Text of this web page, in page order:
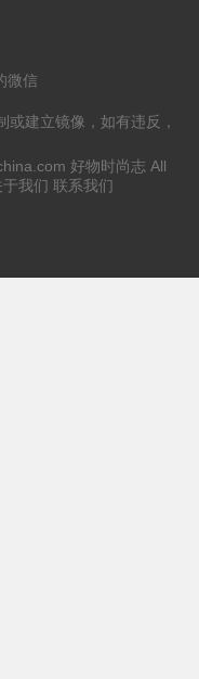
微信
或建立镜像，如有违反，
好物时尚志 All
于我们 联系我们